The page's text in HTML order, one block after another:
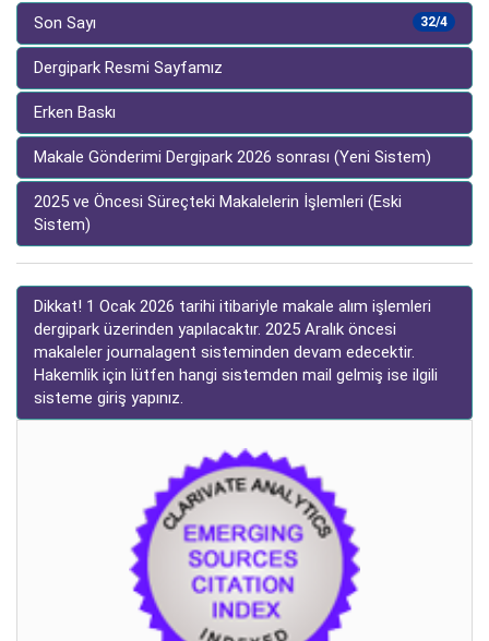
32/4
Son Sayı
Dergipark Resmi Sayfamız
Erken Baskı
Makale Gönderimi Dergipark 2026 sonrası (Yeni Sistem)
2025 ve Öncesi Süreçteki Makalelerin İşlemleri (Eski
Sistem)
Dikkat! 1 Ocak 2026 tarihi itibariyle makale alım işlemleri
dergipark üzerinden yapılacaktır. 2025 Aralık öncesi
makaleler journalagent sisteminden devam edecektir.
Hakemlik için lütfen hangi sistemden mail gelmiş ise ilgili
sisteme giriş yapınız.